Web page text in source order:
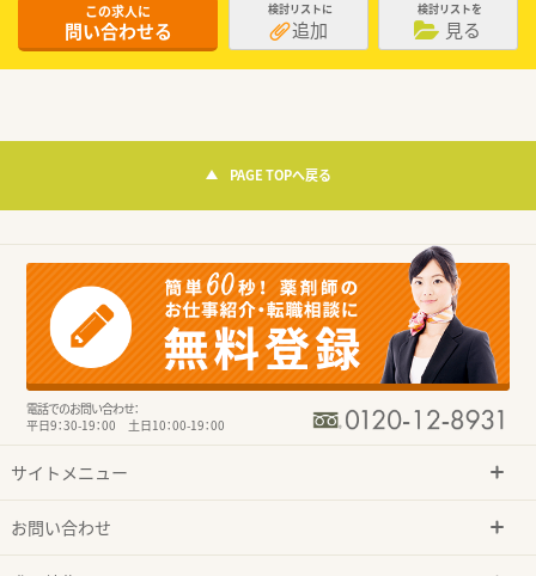
この求人に
問い合わせる
検討リストに
追加
検討リストを
見る
PAGE TOPへ戻る
電話でのお問い合わせ：
平日9：30-19：00 土日10：00-19：00
サイトメニュー
お問い合わせ